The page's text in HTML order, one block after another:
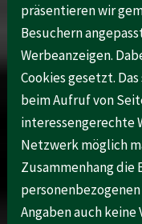
präsentieren wir
Besuchern
Werbeanzeigen.
Cookies gesetzt.
beim Aufruf von
interessengerechte
Netzwerk möglich
Zusammenhang die
Angaben auch